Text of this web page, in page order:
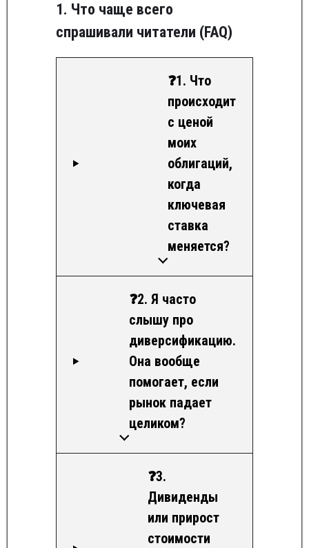
1. Что чаще всего
спрашивали читатели (FAQ)
❓1. Что
происходит
с ценой
моих
облигаций,
когда
ключевая
ставка
меняется?
❓2. Я часто
слышу про
диверсификацию.
Она вообще
помогает, если
рынок падает
целиком?
❓3.
Дивиденды
или прирост
стоимости